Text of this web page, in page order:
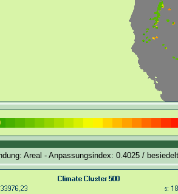
Areal - Anpassungsindex: 0.4025 /